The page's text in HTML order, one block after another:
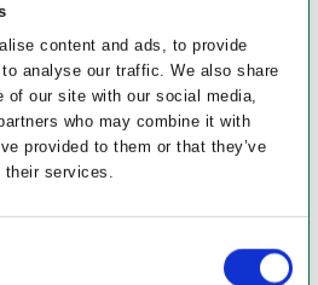
content and ads, to provide
analyse our traffic. We also share
of our site with our social media,
who may combine it with
provided to them or that they’ve
services.